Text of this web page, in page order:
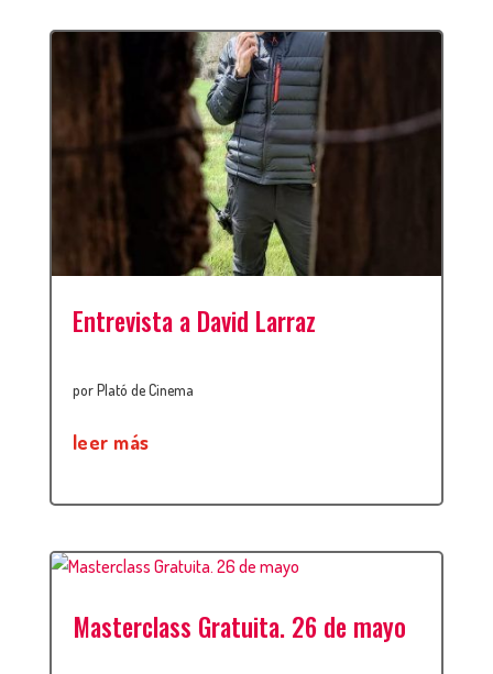
Entrevista a David Larraz
porPlató de Cinema
leer más
Masterclass Gratuita. 26 de mayo